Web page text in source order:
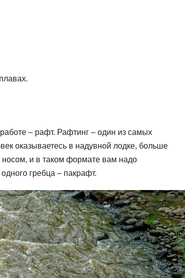
– рафт. Рафтинг – один из самых
оказываетесь в надувной лодке, больше
и в таком формате вам надо
гребца – пакрафт.